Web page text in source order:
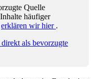
Quelle
häufiger
erklären wir hier .
als bevorzugte